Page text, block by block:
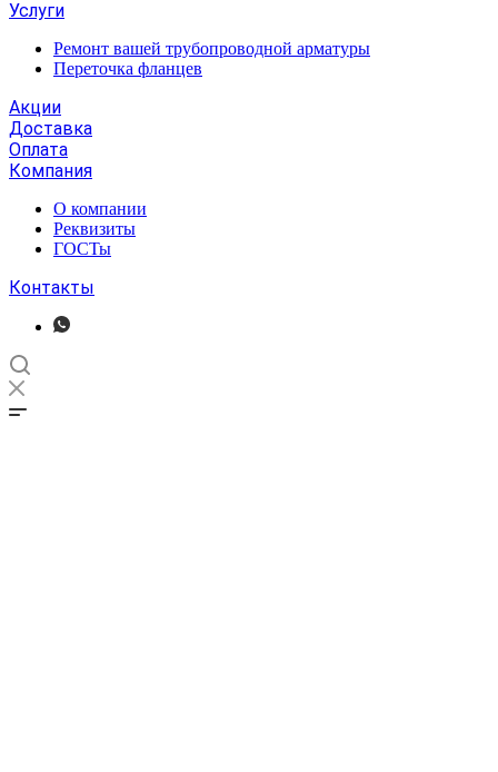
Услуги
Ремонт вашей трубопроводной арматуры
Переточка фланцев
Акции
Доставка
Оплата
Компания
О компании
Реквизиты
ГОСТы
Контакты